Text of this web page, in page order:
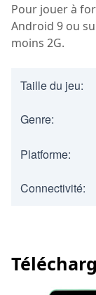
Pour jouer à
Android 9 ou
moins 2G.
Taille du jeu:
Genre:
Platforme:
Connectivité: